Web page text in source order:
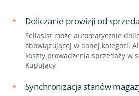
Doliczanie prowizji od
Sellasist może automatycznie
obowiązującej w danej kategorii
koszty prowadzenia sprzedaży w
Kupujący.
Synchronizacja stanów